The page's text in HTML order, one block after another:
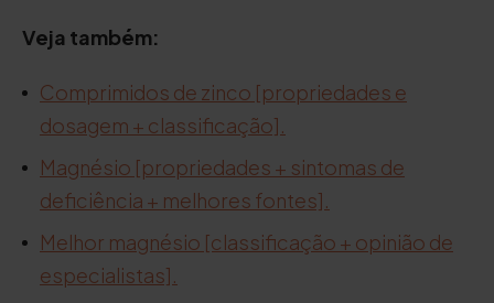
Veja também:
Comprimidos de zinco [propriedades e
dosagem + classificação].
Magnésio [propriedades + sintomas de
deficiência + melhores fontes].
Melhor magnésio [classificação + opinião de
especialistas].